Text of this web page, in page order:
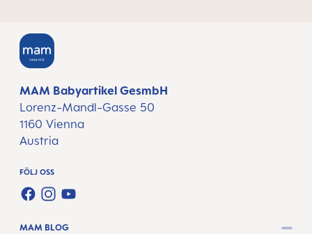
MAM Babyartikel GesmbH
Lorenz-Mandl-Gasse 50
1160 Vienna
Austria
FÖLJ OSS
FACEBOOK
INSTAGRAM
YOUTUBE
MAM BLOG